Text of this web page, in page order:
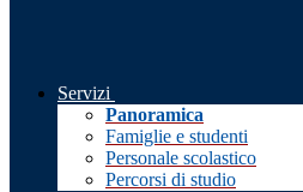
Servizi
Panoramica
Famiglie e studenti
Personale scolastico
Percorsi di studio